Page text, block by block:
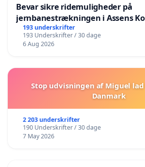
Bevar sikre ridemuligheder på
jernbanestrækningen i Assens
193 underskrifter
193 Underskrifter / 30 dage
6 Aug 2026
Stop udvisningen af Miguel
Danmark
2 203 underskrifter
190 Underskrifter / 30 dage
7 May 2026